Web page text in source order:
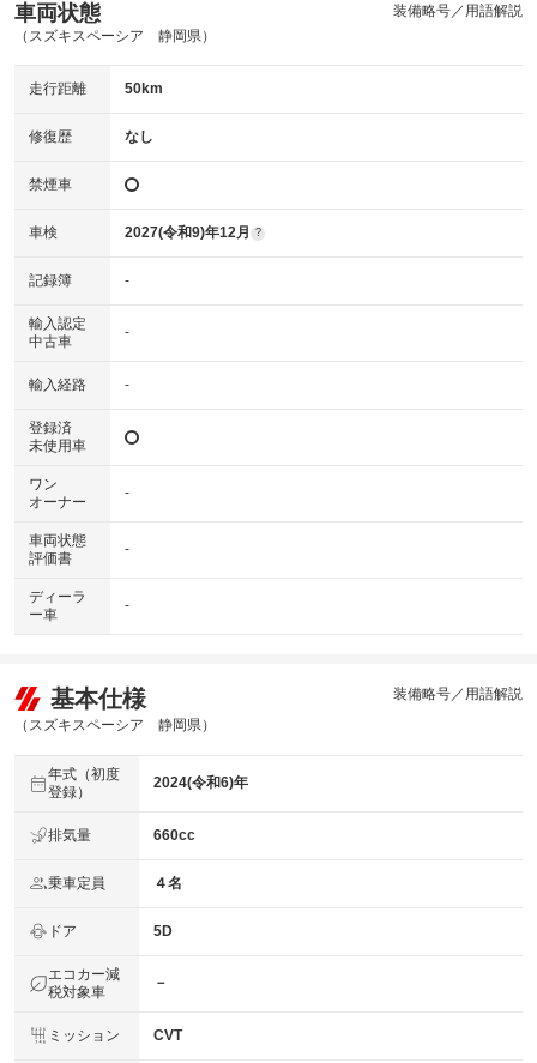
車両状態
（スズキスペーシア 静岡県）
装備略号／用語解説
走行距離 50km
修復歴 なし
禁煙車
車検 2027(令和9)年12月 ?
記録簿 -
輸入認定
中古車
-
輸入経路 -
登録済
未使用車
ワン
オーナー
-
車両状態
評価書
-
ディーラ
ー車
-
基本仕様
（スズキスペーシア 静岡県）
装備略号／用語解説
年式（初度
登録）
2024(令和6)年
排気量 660cc
乗車定員 ４名
ドア 5D
エコカー減
税対象車
－
ミッション CVT